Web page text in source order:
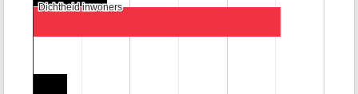
Dichtheid inwoners
Dichtheid inwoners